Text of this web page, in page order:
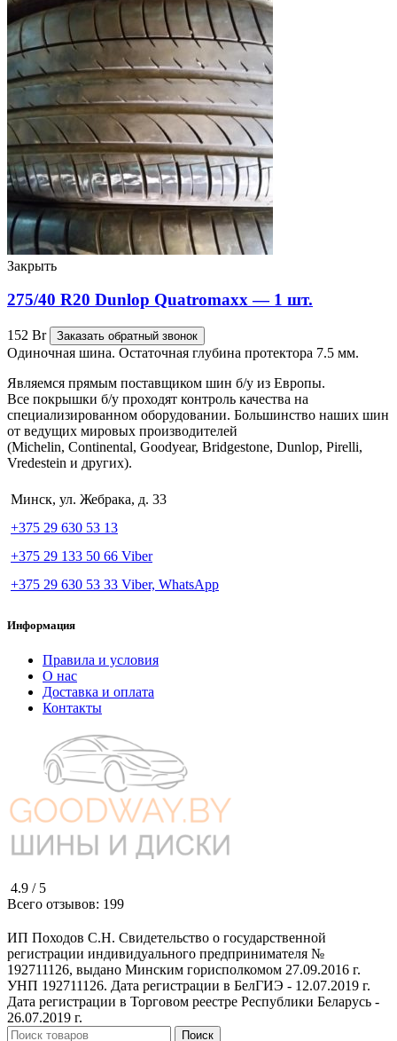
Закрыть
275/40 R20 Dunlop Quatromaxx — 1 шт.
152 Br Заказать обратный звонок
Одиночная шина. Остаточная глубина протектора 7.5 мм.
Являемся прямым поставщиком шин б/у из Европы.
Все покрышки б/у проходят контроль качества на
специализированном оборудовании. Большинство наших шин
от ведущих мировых производителей
(Michelin, Continental, Goodyear, Bridgestone, Dunlop, Pirelli,
Vredestein и других).
Минск, ул. Жебрака, д. 33
+375 29 630 53 13
+375 29 133 50 66 Viber
+375 29 630 53 33 Viber, WhatsApp
Информация
Правила и условия
О нас
Доставка и оплата
Контакты
4.9 / 5
Всего отзывов: 199
ИП Походов С.Н. Свидетельство о государственной
регистрации индивидуального предпринимателя №
192711126, выдано Минским горисполкомом 27.09.2016 г.
УНП 192711126. Дата регистрации в БелГИЭ - 12.07.2019 г.
Дата регистрации в Торговом реестре Республики Беларусь -
26.07.2019 г.
Поиск